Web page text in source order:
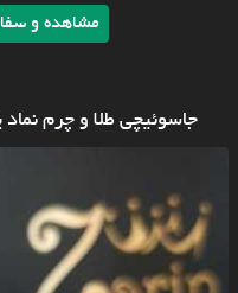
مشاهده و
جاسوئیچی طلا و چرم نماد